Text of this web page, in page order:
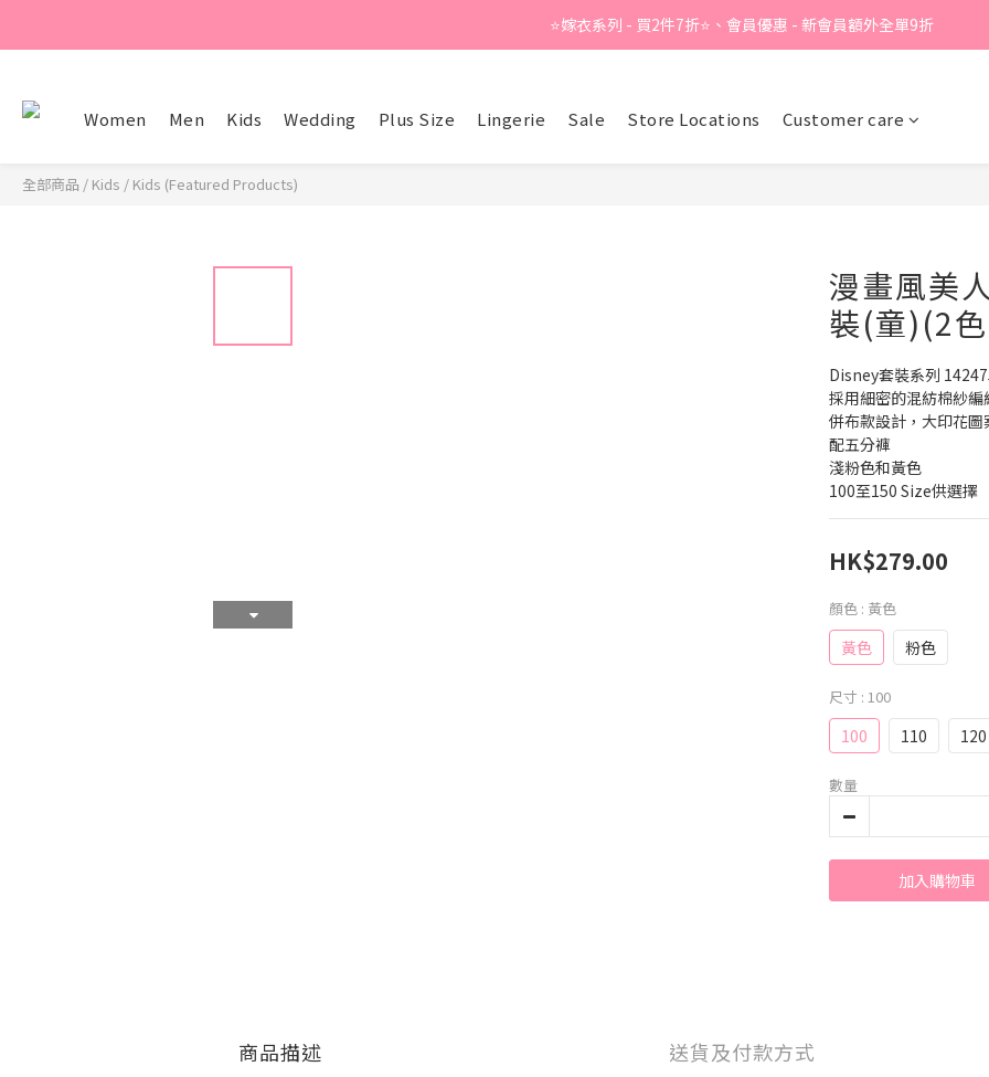
Summer Sale - 精選睡衣買2件折❤️
⭐嫁衣系列 - 買2件7折⭐、會員優惠 - 新會員額外全單9折
Women Men Kids Wedding Plus Size Lingerie Sale Store Locations Customer care
全部商品 / Kids / Kids (Featured Products)
漫畫風美
裝(童)(2
Disney套裝系列
採用細密的混紡棉紗
併布款設計，大印花圖
配五分褲
淺粉色和黃色
100至150 Size供選擇
HK$279.00
顏色 : 黃色
黃色 粉色
尺寸 : 100
100 110 120
數量
加入購物車
商品描述 送貨及付款方式